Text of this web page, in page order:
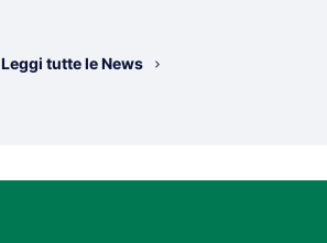
Leggi tutte le News